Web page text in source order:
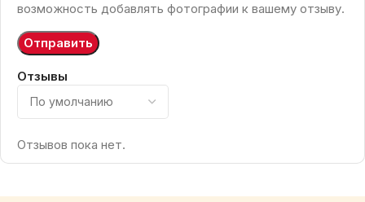
Отзывы
Отзывов пока нет.
возможность добавлять фотографии к вашему отзыву.